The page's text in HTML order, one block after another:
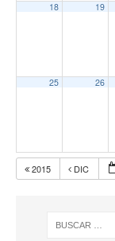
18 19
25 26
2015 DIC